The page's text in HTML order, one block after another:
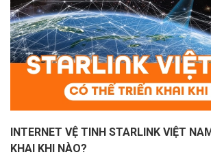
INTERNET VỆ TINH STARLINK VIỆT
KHAI KHI NÀO?